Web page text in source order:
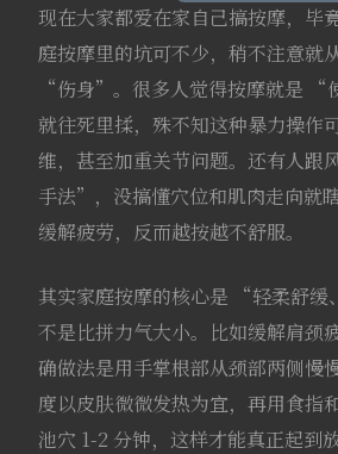
现在大家都爱在家自己搞按摩，毕
庭按摩里的坑可不少，稍不注意
“伤身”。很多人觉得按摩就是 “
就往死里揉，殊不知这种暴力操作
维，甚至加重关节问题。还有人跟
手法”，没搞懂穴位和肌肉走向就
缓解疲劳，反而越按越不舒服。
其实家庭按摩的核心是 “轻柔舒
不是比拼力气大小。比如缓解肩颈
确做法是用手掌根部从颈部两侧慢
度以皮肤微微发热为宜，再用食指
池穴 1-2 分钟，这样才能真正起到